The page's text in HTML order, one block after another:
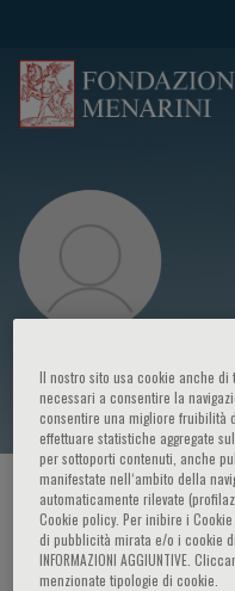
Luca Gattinoni
HOME PAGE / CORSI ED
Il nostro sito usa cookie anche di
necessari a consentire la
consentire una migliore fruibilità
effettuare statistiche aggregate
per sottoporti contenuti, anche
manifestate nell‘ambito della
automaticamente rilevate
Cookie policy. Per inibire i
di pubblicità mirata e/o i cookie
INFORMAZIONI AGGIUNTIVE.
menzionate tipologie di cookie.